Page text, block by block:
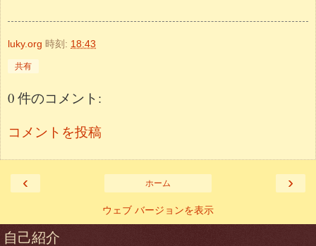
luky.org 時刻: 18:43
共有
0 件のコメント:
コメントを投稿
‹ ›
ホーム
ウェブ バージョンを表示
自己紹介